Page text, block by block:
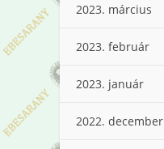
2023. március
2023. február
2023. január
2022. december